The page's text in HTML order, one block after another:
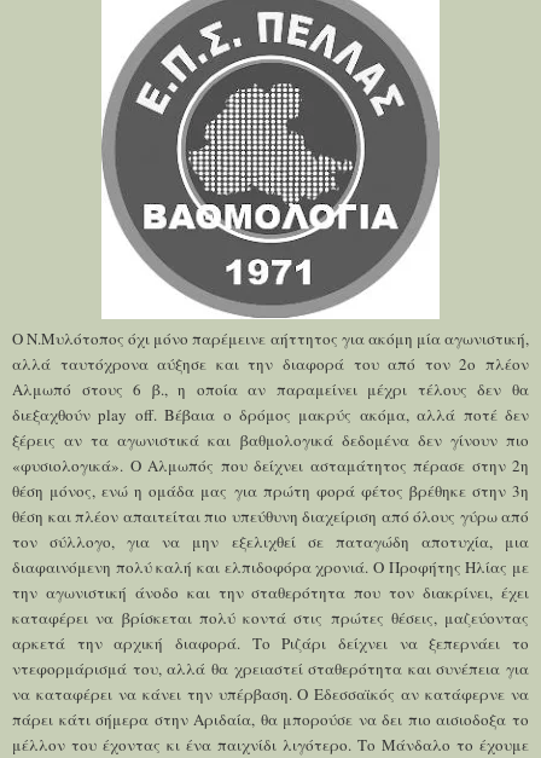
Ο Ν.Μυλότοπος όχι μόνο παρέμεινε αήττητος για ακόμη μία αγωνιστική,
αλλά ταυτόχρονα αύξησε και την διαφορά του από τον 2ο πλέον
Αλμωπό στους 6 β., η οποία αν παραμείνει μέχρι τέλους δεν θα
διεξαχθούν play off. Βέβαια ο δρόμος μακρύς ακόμα, αλλά ποτέ δεν
ξέρεις αν τα αγωνιστικά και βαθμολογικά δεδομένα δεν γίνουν πιο
«φυσιολογικά». Ο Αλμωπός που δείχνει ασταμάτητος πέρασε στην 2η
θέση μόνος, ενώ η ομάδα μας για πρώτη φορά φέτος βρέθηκε στην 3η
θέση και πλέον απαιτείται πιο υπεύθυνη διαχείριση από όλους γύρω από
τον σύλλογο, για να μην εξελιχθεί σε παταγώδη αποτυχία, μια
διαφαινόμενη πολύ καλή και ελπιδοφόρα χρονιά. Ο Προφήτης Ηλίας με
την αγωνιστική άνοδο και την σταθερότητα που τον διακρίνει, έχει
καταφέρει να βρίσκεται πολύ κοντά στις πρώτες θέσεις, μαζεύοντας
αρκετά την αρχική διαφορά. Το Ριζάρι δείχνει να ξεπερνάει το
ντεφορμάρισμά του, αλλά θα χρειαστεί σταθερότητα και συνέπεια για
να καταφέρει να κάνει την υπέρβαση. Ο Εδεσσαϊκός αν κατάφερνε να
πάρει κάτι σήμερα στην Αριδαία, θα μπορούσε να δει πιο αισιοδοξα το
μέλλον του έχοντας κι ένα παιχνίδι λιγότερο. Το Μάνδαλο το έχουμε